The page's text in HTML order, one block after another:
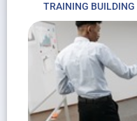
TRAINING